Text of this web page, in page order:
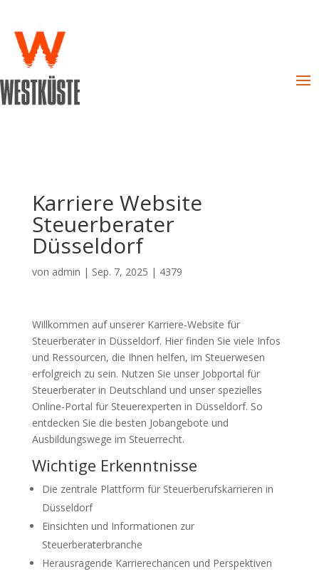
Karriere Website
Steuerberater
Düsseldorf
von admin | Sep. 7, 2025 | 4379
Willkommen auf unserer Karriere-Website für
Steuerberater in Düsseldorf. Hier finden Sie viele Infos
und Ressourcen, die Ihnen helfen, im Steuerwesen
erfolgreich zu sein. Nutzen Sie unser Jobportal für
Steuerberater in Deutschland und unser spezielles
Online-Portal für Steuerexperten in Düsseldorf. So
entdecken Sie die besten Jobangebote und
Ausbildungswege im Steuerrecht.
Wichtige Erkenntnisse
Die zentrale Plattform für Steuerberufskarrieren in
Düsseldorf
Einsichten und Informationen zur
Steuerberaterbranche
Herausragende Karrierechancen und Perspektiven